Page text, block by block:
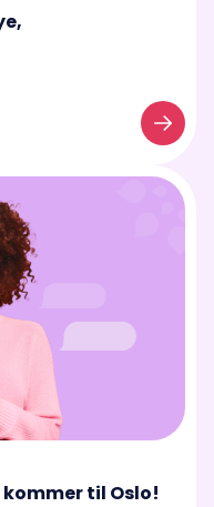
til Oslo!